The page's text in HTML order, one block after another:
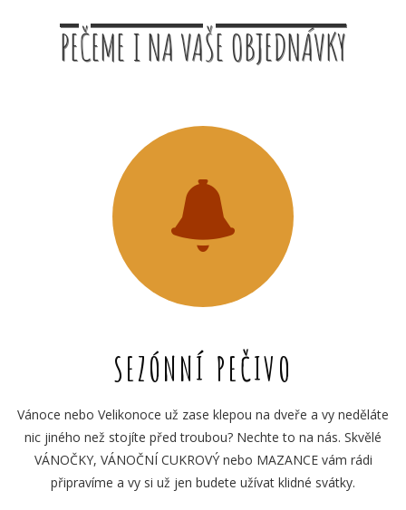
PEČEME I NA VAŠE OBJEDNÁVKY
SEZÓNNÍ PEČIVO
Vánoce nebo Velikonoce už zase klepou na dveře a vy neděláte
nic jiného než stojíte před troubou? Nechte to na nás. Skvělé
VÁNOČKY, VÁNOČNÍ CUKROVÝ nebo MAZANCE vám rádi
připravíme a vy si už jen budete užívat klidné svátky.